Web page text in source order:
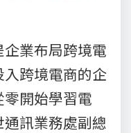
業布局跨境電
跨境電商的企
開始學習電
訊業務處副總